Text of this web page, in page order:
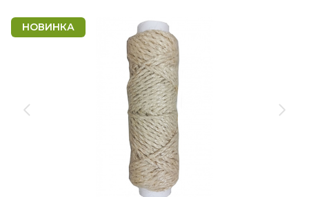
НОВИНКА